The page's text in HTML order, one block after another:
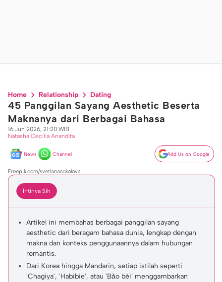
Home Relationship Dating
45 Panggilan Sayang Aesthetic Beserta
Maknanya dari Berbagai Bahasa
16 Jun 2026, 21:20 WIB
Natasha Cecilia Anandita
News Channel Add Us on Google
Freepik.com/svetlanasokolova
Intinya Sih
Artikel ini membahas berbagai panggilan sayang
aesthetic dari beragam bahasa dunia, lengkap dengan
makna dan konteks penggunaannya dalam hubungan
romantis.
Dari Korea hingga Mandarin, setiap istilah seperti
'Chagiya', 'Habibie', atau 'Bǎo bèi' menggambarkan